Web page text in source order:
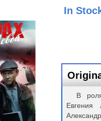
In
В